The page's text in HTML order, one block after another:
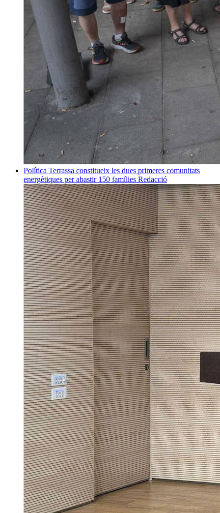
Política Terrassa constitueix les dues primeres comunitats
energètiques per abastir 150 famílies Redacció